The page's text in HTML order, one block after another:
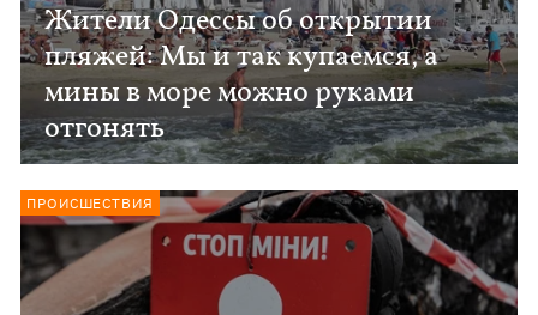
Жители Одессы об открытии
пляжей: Мы и так купаемся, а
мины в море можно руками
отгонять
ПРОИСШЕСТВИЯ